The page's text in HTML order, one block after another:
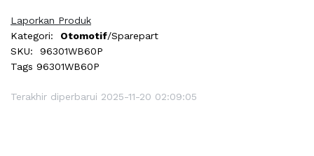
Laporkan Produk
Kategori:
Otomotif/Sparepart
SKU:
96301WB60P
Tags 96301WB60P
Terakhir diperbarui 2025-11-20 02:09:05